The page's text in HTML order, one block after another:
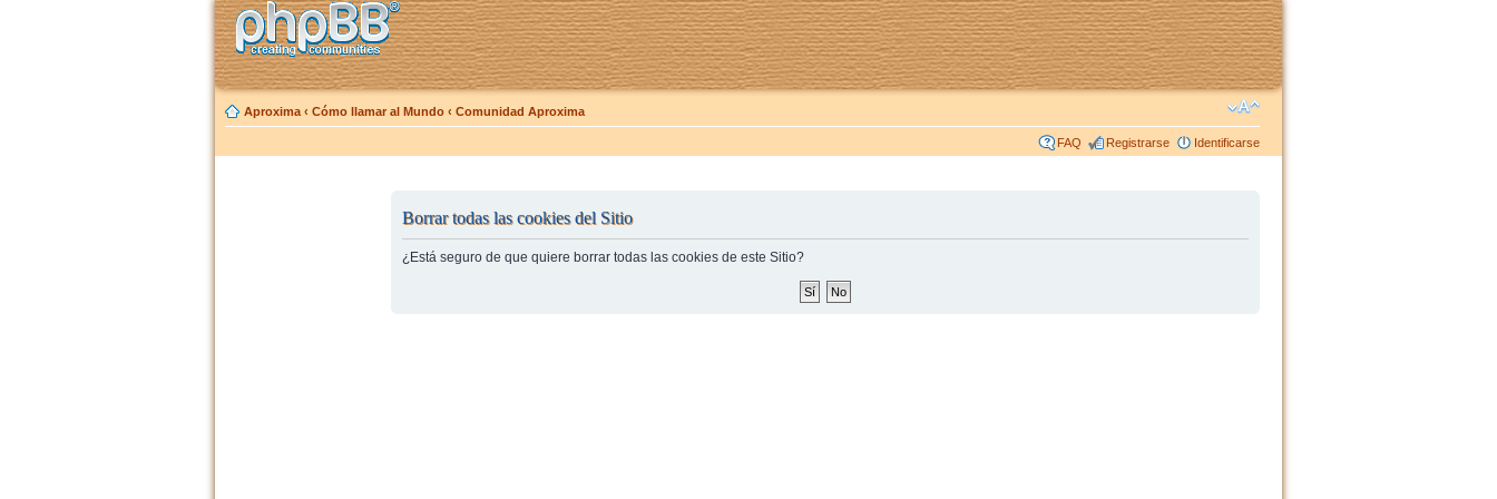
Aproxima ‹ Cómo llamar al Mundo ‹ Comunidad Aproxima
FAQ Registrarse Identificarse
Borrar todas las cookies del Sitio
¿Está seguro de que quiere borrar todas las cookies de este Sitio?